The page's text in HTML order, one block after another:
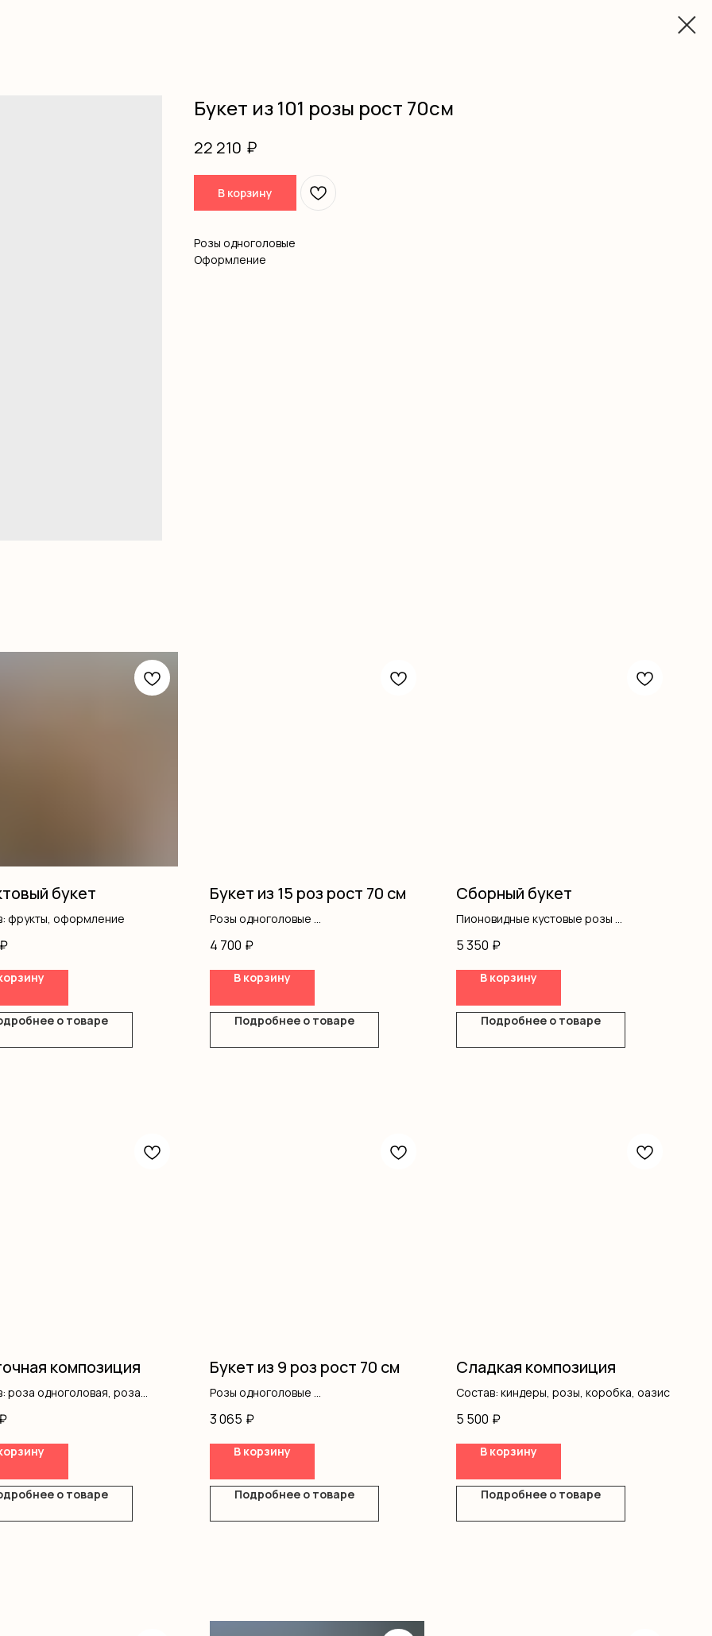
Букет из 101 розы рост 70см
22 210 ₽
В корзину
Розы одноголовые
Оформление
букет
фрукты, оформление
₽
о товаре
Букет из 15 роз рост 70 см
Розы одноголовые
4 700 ₽
В корзину
Подробнее о товаре
Сборный букет
Пионовидные кустовые розы
Оформление
5 350 ₽
В корзину
Подробнее о товаре
композиция
роза одноголовая, роза
₽
о товаре
Букет из 9 роз рост 70 см
Розы одноголовые
3 065 ₽
В корзину
Подробнее о товаре
Сладкая композиция
Состав: киндеры, розы, коробка, оазис
5 500 ₽
В корзину
Подробнее о товаре